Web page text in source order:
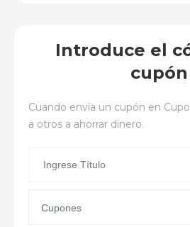
Introduce el
cupón
Cuando envía un cupón en
a otros a ahorrar dinero.